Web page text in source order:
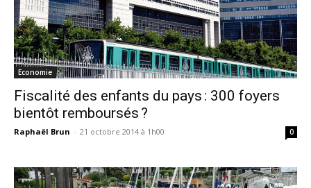
Economie
Fiscalité des enfants du pays : 300 foyers
bientôt remboursés ?
Raphaël Brun - 21 octobre 2014 à 1h00 0